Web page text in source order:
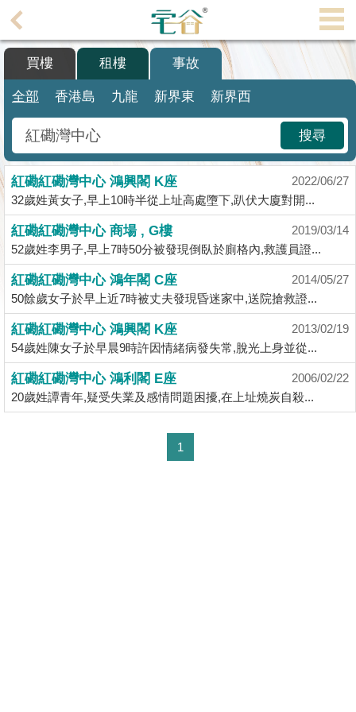
理
主
搵
樓/
成
交
業
主
放
盤
宅
谷
按
揭
地
買樓 租樓 事故
全部 香港島 九龍 新界東 新界西
搜尋
紅磡紅磡灣中心 鴻興閣 K座
2022/06/27
32歲姓黃女子,早上10時半從上址高處墮下,趴伏大廈對開...
紅磡紅磡灣中心 商場 , G樓
2019/03/14
52歲姓李男子,早上7時50分被發現倒臥於廁格內,救護員證...
紅磡紅磡灣中心 鴻年閣 C座
2014/05/27
50餘歲女子於早上近7時被丈夫發現昏迷家中,送院搶救證...
紅磡紅磡灣中心 鴻興閣 K座
2013/02/19
54歲姓陳女子於早晨9時許因情緒病發失常,脫光上身並從...
紅磡紅磡灣中心 鴻利閣 E座
2006/02/22
20歲姓譚青年,疑受失業及感情問題困擾,在上址燒炭自殺...
1